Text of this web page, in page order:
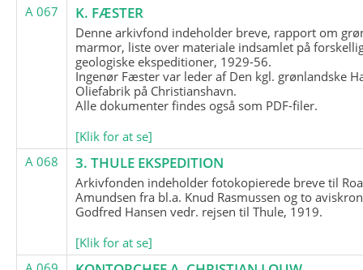
A 067
K. FÆSTER
Denne arkivfond indeholder breve, rapport om
marmor, liste over materiale indsamlet på
geologiske ekspeditioner, 1929-56.
Ingenør Fæster var leder af Den kgl. grønlandske
Oliefabrik på Christianshavn.
Alle dokumenter findes også som PDF-filer.
[Klik for at se]
A 068
3. THULE EKSPEDITION
Arkivfonden indeholder fotokopierede breve til
Amundsen fra bl.a. Knud Rasmussen og to
Godfred Hansen vedr. rejsen til Thule, 1919.
[Klik for at se]